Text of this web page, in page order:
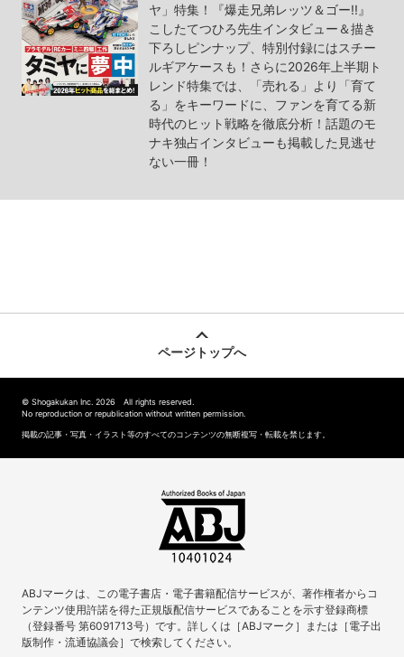
ヤ」特集！『爆走兄弟レッツ＆ゴー!!』
こしたてつひろ先生インタビュー＆描き
下ろしピンナップ、特別付録にはスチー
ルギアケースも！さらに2026年上半期ト
レンド特集では、「売れる」より「育て
る」をキーワードに、ファンを育てる新
時代のヒット戦略を徹底分析！話題のモ
ナキ独占インタビューも掲載した見逃せ
ない一冊！
ページトップへ
© Shogakukan Inc. 2026 All rights reserved.
No reproduction or republication without written permission.
掲載の記事・写真・イラスト等のすべてのコンテンツの無断複写・転載を禁じます。
ABJマークは、この電子書店・電子書籍配信サービスが、著作権者からコ
ンテンツ使用許諾を得た正規版配信サービスであることを示す登録商標
（登録番号 第6091713号）です。詳しくは［ABJマーク］または［電子出
版制作・流通協議会］で検索してください。